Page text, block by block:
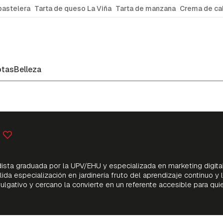
Tarta de queso La Viña Tarta de manzana Crema de
Belleza
graduada por la UPV/EHU y especializada en marketing
especialización en jardinería fruto del aprendizaje continuo
y cercano la convierte en un referente accesible para